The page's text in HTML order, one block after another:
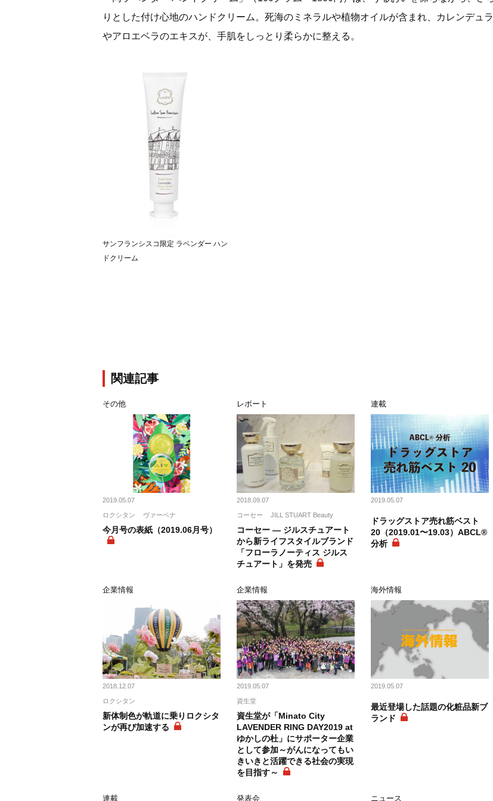
りとした付け心地のハンドクリーム。死海のミネラルや植物オイルが含まれ、カレンデュラ
やアロエベラのエキスが、手肌をしっとり柔らかに整える。
サンフランシスコ限定 ラベンダー ハン
ドクリーム
関連記事
その他
2019.05.07
ロクシタン ヴァーベナ
今月号の表紙（2019.06月号）
レポート
2018.09.07
コーセー JILL STUART Beauty
コーセー ― ジルスチュアート
から新ライフスタイルブランド
「フローラノーティス ジルス
チュアート」を発売
連載
2019.05.07
ドラッグストア売れ筋ベスト
20（2019.01〜19.03）ABCL®
分析
企業情報
2018.12.07
ロクシタン
新体制色が軌道に乗りロクシタ
ンが再び加速する
企業情報
2019.05.07
資生堂
資生堂が「Minato City
LAVENDER RING DAY2019 at
ゆかしの杜」にサポーター企業
として参加～がんになってもい
きいきと活躍できる社会の実現
を目指す～
海外情報
2019.05.07
最近登場した話題の化粧品新ブ
ランド
連載 発表会 ニュース